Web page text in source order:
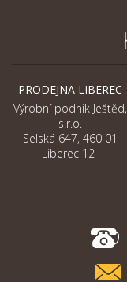
PRODEJNA LIBEREC
Výrobní podnik Ještěd,
s.r.o.
Selská 647, 460 01
Liberec 12